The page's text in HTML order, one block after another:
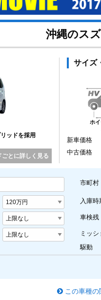
沖縄のス
ッドを採用
とに詳しく見る
サイズ
ホ
新車価格
中古価格
市町村
入庫時
車検残
ミッシ
駆動
この車種の